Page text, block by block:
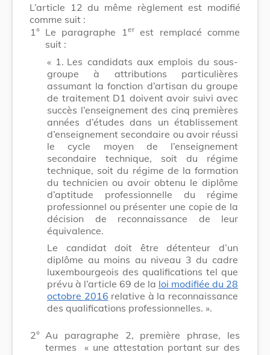
L’article 12 du même règlement est modifié
comme suit :
1° Le paragraphe 1 erest remplacé comme
suit :
« 1. Les candidats aux emplois du sous-
groupe à attributions particulières
assumant la fonction d’artisan du groupe
de traitement D1 doivent avoir suivi avec
succès l’enseignement des cinq premières
années d’études dans un établissement
d’enseignement secondaire ou avoir réussi
le cycle moyen de l’enseignement
secondaire technique, soit du régime
technique, soit du régime de la formation
du technicien ou avoir obtenu le diplôme
d’aptitude professionnelle du régime
professionnel ou présenter une copie de la
décision de reconnaissance de leur
équivalence.
Le candidat doit être détenteur d’un
diplôme au moins au niveau 3 du cadre
luxembourgeois des qualifications tel que
prévu à l’article 69 de la loi modifiée du 28
octobre 2016 relative à la reconnaissance
des qualifications professionnelles. ».
2° Au paragraphe 2, première phrase, les
termes
« une attestation portant sur des